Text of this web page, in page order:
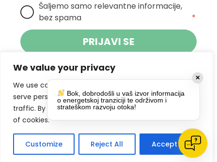
We value your privacy
We use cookies to enhance your browsing experience,
serve personalized ads or content, and analyze our
traffic. By clicking "Accept All", you consent to our use
of cookies.
Customize Reject All Accept All
Šaljemo samo relevantne informacije,
bez spama
*
PRIJAVI SE
Klikom na gumb dajete suglasnost za
primanje novosti Pokreta Otoka te se
slažete spolitikom privatnosti.
DRUŠTVENE MREŽE
✕
Bok, dobrodošli u vaš izvor informacija
o energetskoj tranziciji te održivom i
strateškom razvoju otoka!